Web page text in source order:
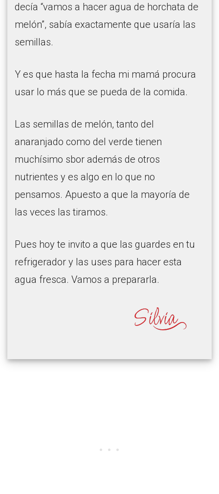
decía “vamos a hacer agua de horchata de
melón”, sabía exactamente que usaría las
semillas.
Y es que hasta la fecha mi mamá procura
usar lo más que se pueda de la comida.
Las semillas de melón, tanto del
anaranjado como del verde tienen
muchísimo sbor además de otros
nutrientes y es algo en lo que no
pensamos. Apuesto a que la mayoría de
las veces las tiramos.
Pues hoy te invito a que las guardes en tu
refrigerador y las uses para hacer esta
agua fresca. Vamos a prepararla.